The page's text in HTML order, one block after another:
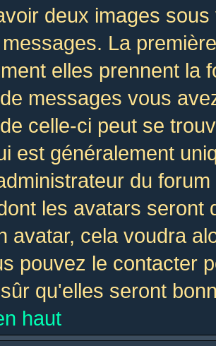
deux images
La
elles prennent la
messages vous
celle-ci peut se
est généralement
du
les avatars seront
avatar, cela voudra
pouvez le contacter
qu'elles seront
haut